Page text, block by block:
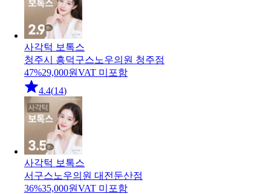
사각턱 보톡스
청주시 흥덕구스노우의원 청주점
47%29,000원VAT 미포함
4.4(14)
사각턱 보톡스
서구스노우의원 대전둔산점
36%35,000원VAT 미포함